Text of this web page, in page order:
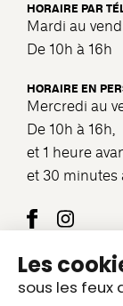
HORAIRE PAR
Mardi au
De 10h à 16h
HORAIRE EN
Mercredi au
De 10h à 16h,
et 1 heure
et 30 minutes
Nous